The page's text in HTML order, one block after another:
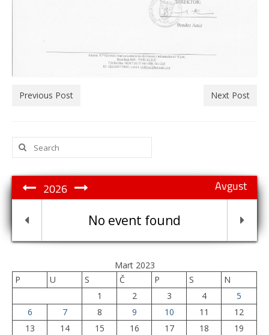
Previous Post Next Post
Search
for:
Avgust
2026
No event found
Mart 2023
P
U S Č P S
N
1
2 3 4
5
6
7 8 9 10 11
12
13
14 15 16 17 18
19